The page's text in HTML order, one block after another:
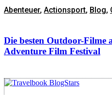
Abenteuer, Actionsport, Blog,
Die besten Outdoor-Filme
Adventure Film Festival